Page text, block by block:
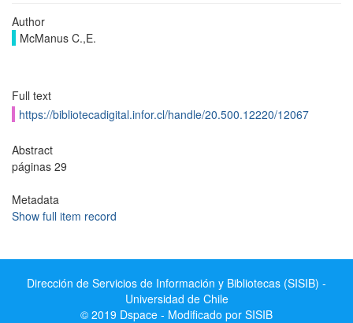
Author
McManus C.,E.
Full text
https://bibliotecadigital.infor.cl/handle/20.500.12220/12067
Abstract
páginas 29
Metadata
Show full item record
Dirección de Servicios de Información y Bibliotecas (SISIB) -
Universidad de Chile
© 2019 Dspace - Modificado por SISIB